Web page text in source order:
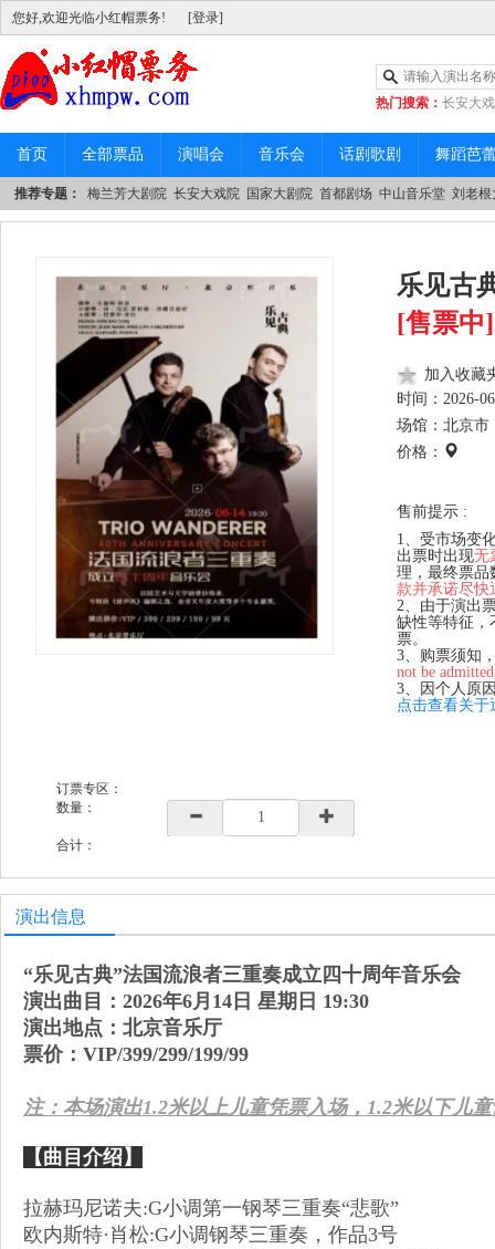
您好,欢迎光临小红帽票务! [登录]
热门搜索： 长安大
|中山音乐堂
首页 全部票品 演唱会 音乐会 话剧歌剧 舞蹈芭
推荐专题： 梅兰芳大剧院 长安大戏院 国家大剧院 首都剧场 中山音乐堂 刘老根
乐见古
[售票中]
加入收藏
时间： 2026-
场馆：北京市
价格：
售前提示 :
1、受市场变
出票时出现无
理，最终票品
款并承诺尽快
2、由于演出
缺性等特征，
票。
3、购票须知
not be
3、因个人原
点击查看关于
订票专区：
数量：
合计：
演出信息
“乐见古典”法国流浪者三重奏成立四十周年音乐会
演出曲目： 2026年6月14日 星期日 19:30
演出地点：北京音乐厅
票价：VIP/399/299/199/99
注：本场演出1.2米以上儿童凭票入场，1.2米以下儿
【曲目介绍】
拉赫玛尼诺夫:G小调第一钢琴三重奏“悲歌”
欧内斯特·肖松:G小调钢琴三重奏，作品3号